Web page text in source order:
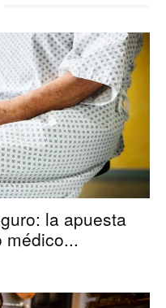
la apuesta
médico...